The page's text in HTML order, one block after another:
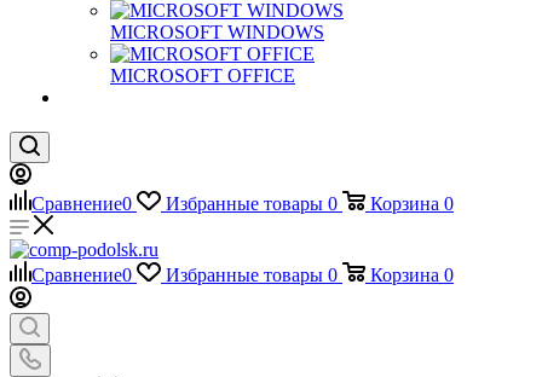
MICROSOFT WINDOWS
MICROSOFT OFFICE
Сравнение0 Избранные товары 0 Корзина 0
Сравнение0 Избранные товары 0 Корзина 0